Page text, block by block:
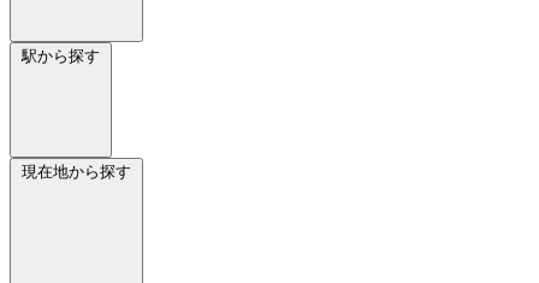
駅から探す
現在地から探す